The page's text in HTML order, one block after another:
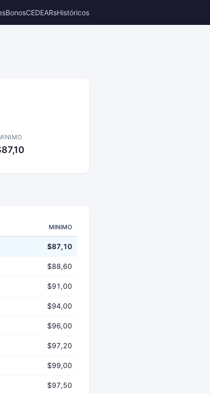
BonosCEDEARsHistóricos
MINIMO
$87,10
$88,60
$91,00
$94,00
$96,00
$97,20
$99,00
$97,50